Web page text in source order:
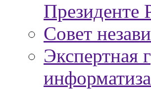
Президенте
Совет
Экспертная